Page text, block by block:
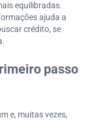
equilibradas.
ajuda a
crédito, se
passo
e, muitas vezes,